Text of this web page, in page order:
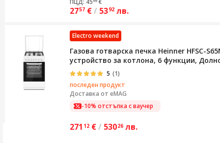
2757 €/ 5392 лв.
Electro weekend
Газова готварска печка Heinner HFSC-
устройство за котлона, 6 функции,
5 (1)
последен продукт
Доставка от eMAG
-10% отстъпка с ваучер
271 12 €/ 53026 лв.